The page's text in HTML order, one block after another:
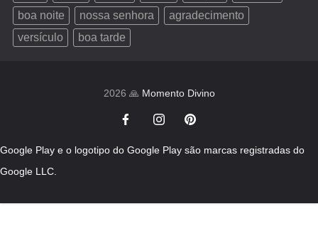
boa noite
nossa senhora
agradecimento
versículo
boa tarde
2026 🙏 Momento Divino
Google Play e o logotipo do Google Play são marcas registradas do
Google LLC.